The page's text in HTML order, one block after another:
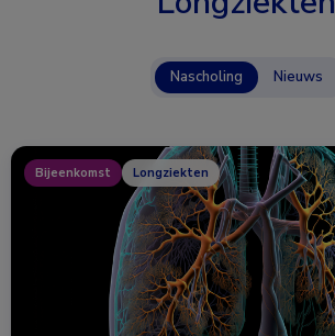
Nascholing Nieuws
Bijeenkomst Longziekten